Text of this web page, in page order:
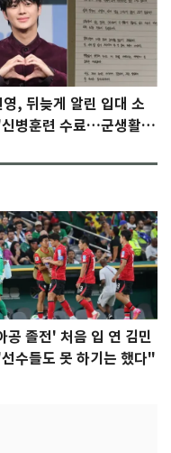
영, 뒤늦게 알린 입대 소
병훈련 수료…군생활
공 졸전' 처음 입 연 김민
수들도 못 하기는 했다"